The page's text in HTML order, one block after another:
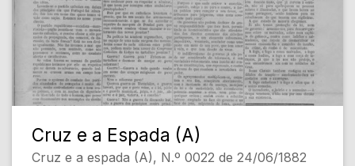
Cruz e a Espada (A)
Cruz e a espada (A), N.º 0022 de 24/06/1882